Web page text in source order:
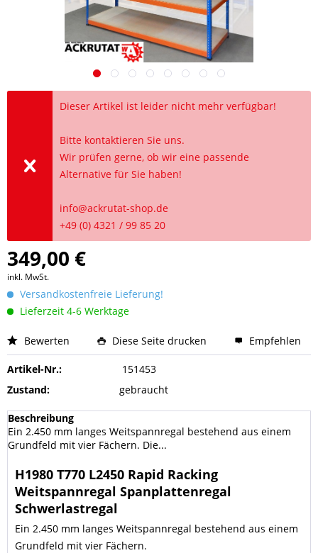
Dieser Artikel ist leider nicht mehr verfügbar!
Bitte kontaktieren Sie uns.
Wir prüfen gerne, ob wir eine passende
Alternative für Sie haben!
info@ackrutat-shop.de
+49 (0) 4321 / 99 85 20
349,00 €
inkl. MwSt.
Versandkostenfreie Lieferung!
Lieferzeit 4-6 Werktage
Bewerten Diese Seite drucken Empfehlen
Artikel-Nr.:
151453
Zustand:
gebraucht
Beschreibung
Ein 2.450 mm langes Weitspannregal bestehend aus einem
Grundfeld mit vier Fächern. Die...
H1980 T770 L2450 Rapid Racking
Weitspannregal Spanplattenregal
Schwerlastregal
Ein 2.450 mm langes Weitspannregal bestehend aus einem
Grundfeld mit vier Fächern.